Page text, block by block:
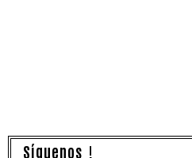
Síguenos !